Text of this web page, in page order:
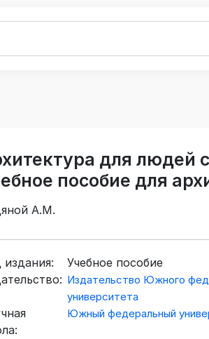
для людей
пособие для
А.М.
издания:
Учебное пособие
Издательство Южного
университета
Южный федеральный